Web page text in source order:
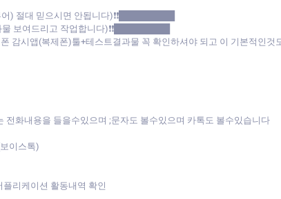
) 절대 믿으시면 안됩니다)❗❗█████████
보여드리고 작업합니다)❗❗█████████
감시앱(복제폰)툴+테스트결과물 꼭 확인하셔야 되고 이 기본적인
화내용을 들을수있으며 ;문자도 볼수있으며 카톡도 볼수있습니다
이스톡)
리케이션 활동내역 확인